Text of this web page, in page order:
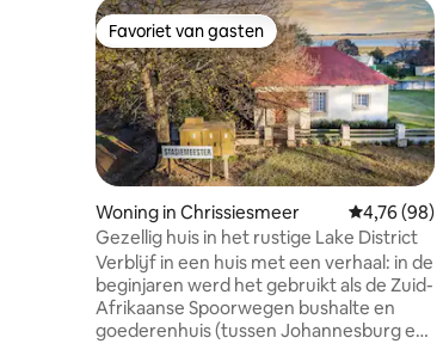
Favoriet van gasten
Favoriet van gasten
Woning in Chrissiesmeer
4,76 (98)
Gezellig huis in het rustige Lake District
Verblijf in een huis met een verhaal: in de
beginjaren werd het gebruikt als de Zuid-
Afrikaanse Spoorwegen bushalte en
goederenhuis (tussen Johannesburg en